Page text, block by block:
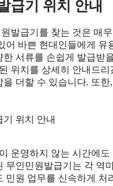
급기 위치 안내
발급기를 찾는 것은 매
어 바쁜 현대인들에게
서류를 손쉽게 발급받
위치를 상세히 안내드
더할 수 있습니다. 또
운영하지 않는 시간에
무인민원발급기는 각 역
민원 업무를 신속하게